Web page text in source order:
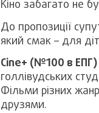
Кіно забагато не
До пропозиції
який смак – для
Cine+ (№100 в ЕПГ)
голлівудських
Фільми різних
друзями.